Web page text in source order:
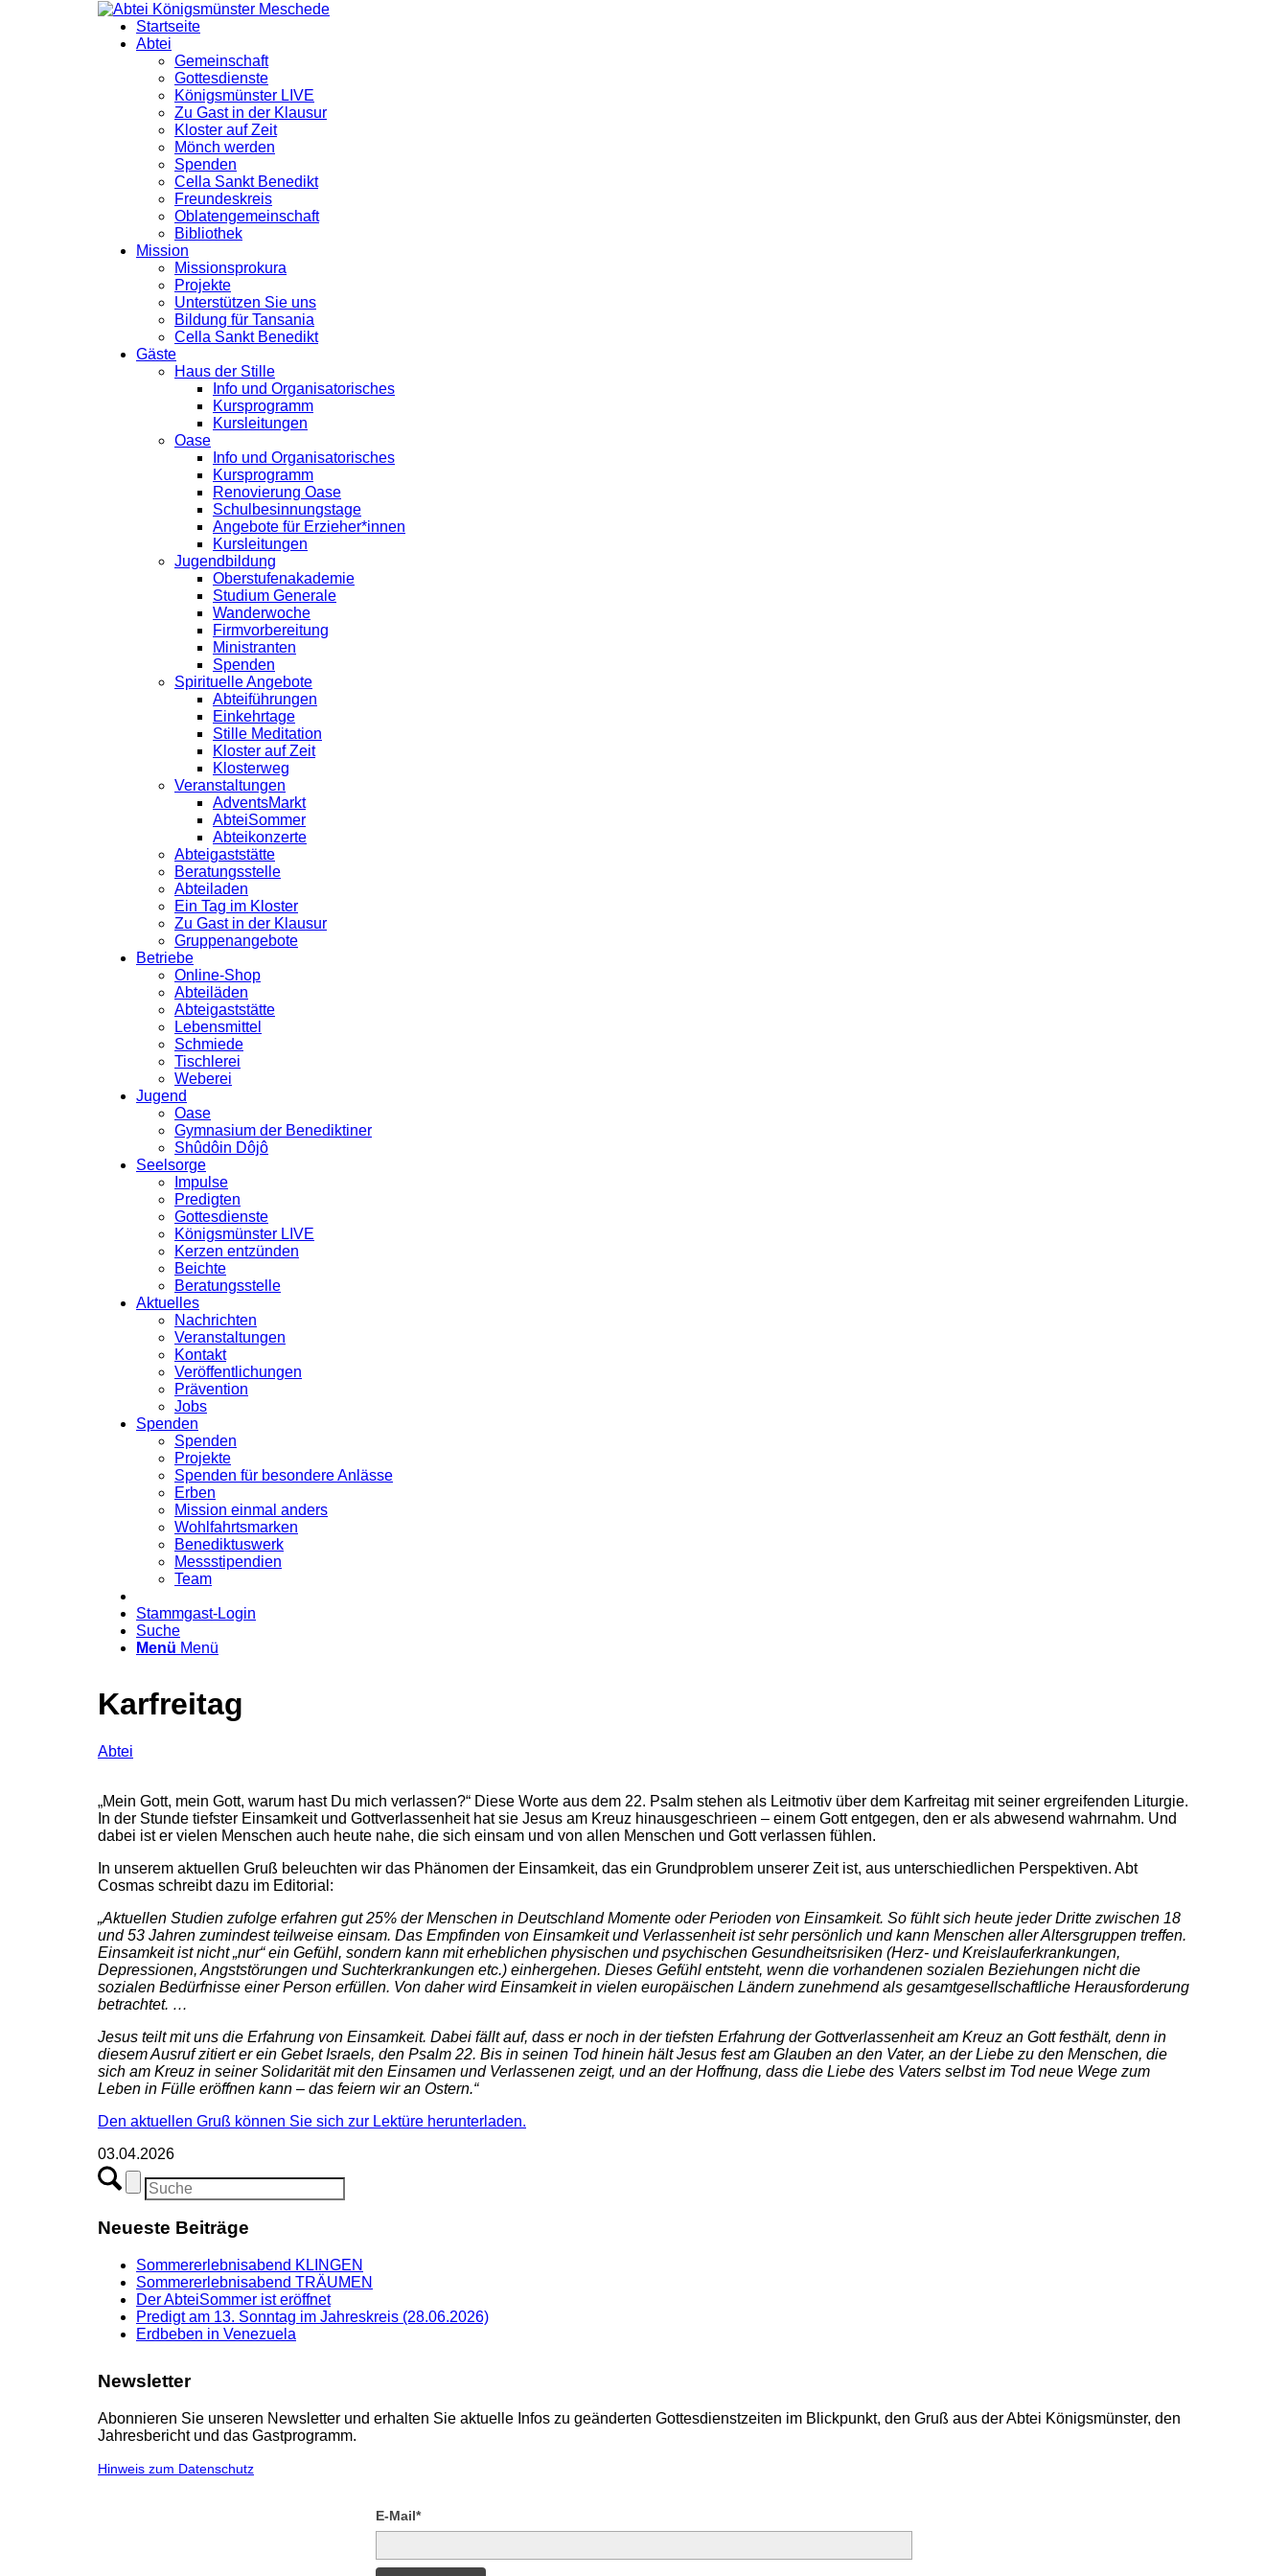
Startseite
Abtei
Gemeinschaft
Gottesdienste
Königsmünster LIVE
Zu Gast in der Klausur
Kloster auf Zeit
Mönch werden
Spenden
Cella Sankt Benedikt
Freundeskreis
Oblatengemeinschaft
Bibliothek
Mission
Missionsprokura
Projekte
Unterstützen Sie uns
Bildung für Tansania
Cella Sankt Benedikt
Gäste
Haus der Stille
Info und Organisatorisches
Kursprogramm
Kursleitungen
Oase
Info und Organisatorisches
Kursprogramm
Renovierung Oase
Schulbesinnungstage
Angebote für Erzieher*innen
Kursleitungen
Jugendbildung
Oberstufenakademie
Studium Generale
Wanderwoche
Firmvorbereitung
Ministranten
Spenden
Spirituelle Angebote
Abteiführungen
Einkehrtage
Stille Meditation
Kloster auf Zeit
Klosterweg
Veranstaltungen
AdventsMarkt
AbteiSommer
Abteikonzerte
Abteigaststätte
Beratungsstelle
Abteiladen
Ein Tag im Kloster
Zu Gast in der Klausur
Gruppenangebote
Betriebe
Online-Shop
Abteiläden
Abteigaststätte
Lebensmittel
Schmiede
Tischlerei
Weberei
Jugend
Oase
Gymnasium der Benediktiner
Shûdôin Dôjô
Seelsorge
Impulse
Predigten
Gottesdienste
Königsmünster LIVE
Kerzen entzünden
Beichte
Beratungsstelle
Aktuelles
Nachrichten
Veranstaltungen
Kontakt
Veröffentlichungen
Prävention
Jobs
Spenden
Spenden
Projekte
Spenden für besondere Anlässe
Erben
Mission einmal anders
Wohlfahrtsmarken
Benediktuswerk
Messstipendien
Team
Stammgast-Login
Suche
Menü Menü
Karfreitag
Abtei
„Mein Gott, mein Gott, warum hast Du mich verlassen?“ Diese Worte aus dem 22. Psalm stehen als Leitmotiv über dem Karfreitag mit seiner ergreifenden Liturgie.
In der Stunde tiefster Einsamkeit und Gottverlassenheit hat sie Jesus am Kreuz hinausgeschrieen – einem Gott entgegen, den er als abwesend wahrnahm. Und
dabei ist er vielen Menschen auch heute nahe, die sich einsam und von allen Menschen und Gott verlassen fühlen.
In unserem aktuellen Gruß beleuchten wir das Phänomen der Einsamkeit, das ein Grundproblem unserer Zeit ist, aus unterschiedlichen Perspektiven. Abt
Cosmas schreibt dazu im Editorial:
„Aktuellen Studien zufolge erfahren gut 25% der Menschen in Deutschland Momente oder Perioden von Einsamkeit. So fühlt sich heute jeder Dritte zwischen 18
und 53 Jahren zumindest teilweise einsam. Das Empfinden von Einsamkeit und Verlassenheit ist sehr persönlich und kann Menschen aller Altersgruppen treffen.
Einsamkeit ist nicht „nur“ ein Gefühl, sondern kann mit erheblichen physischen und psychischen Gesundheitsrisiken (Herz- und Kreislauferkrankungen,
Depressionen, Angststörungen und Suchterkrankungen etc.) einhergehen. Dieses Gefühl entsteht, wenn die vorhandenen sozialen Beziehungen nicht die
sozialen Bedürfnisse einer Person erfüllen. Von daher wird Einsamkeit in vielen europäischen Ländern zunehmend als gesamtgesellschaftliche Herausforderung
betrachtet. …
Jesus teilt mit uns die Erfahrung von Einsamkeit. Dabei fällt auf, dass er noch in der tiefsten Erfahrung der Gottverlassenheit am Kreuz an Gott festhält, denn in
diesem Ausruf zitiert er ein Gebet Israels, den Psalm 22. Bis in seinen Tod hinein hält Jesus fest am Glauben an den Vater, an der Liebe zu den Menschen, die
sich am Kreuz in seiner Solidarität mit den Einsamen und Verlassenen zeigt, und an der Hoffnung, dass die Liebe des Vaters selbst im Tod neue Wege zum
Leben in Fülle eröffnen kann – das feiern wir an Ostern.“
Den aktuellen Gruß können Sie sich zur Lektüre herunterladen.
03.04.2026
Neueste Beiträge
Sommererlebnisabend KLINGEN
Sommererlebnisabend TRÄUMEN
Der AbteiSommer ist eröffnet
Predigt am 13. Sonntag im Jahreskreis (28.06.2026)
Erdbeben in Venezuela
Newsletter
Abonnieren Sie unseren Newsletter und erhalten Sie aktuelle Infos zu geänderten Gottesdienstzeiten im Blickpunkt, den Gruß aus der Abtei Königsmünster, den
Jahresbericht und das Gastprogramm.
Hinweis zum Datenschutz
E-Mail*